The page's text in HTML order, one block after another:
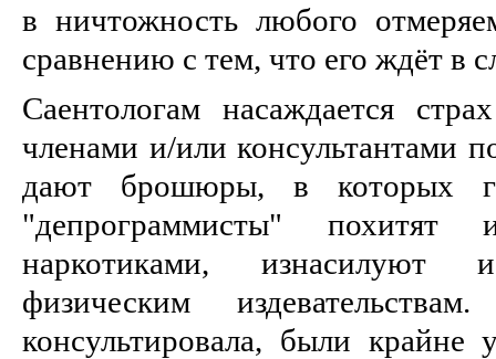
в ничтожность любого
сравнению с тем, что его ждёт в
Саентологам насаждается
членами и/или консультантами
дают брошюры, в которых
"депрограммисты"
наркотиками, изнасилуют
физическим
консультировала, были крайне